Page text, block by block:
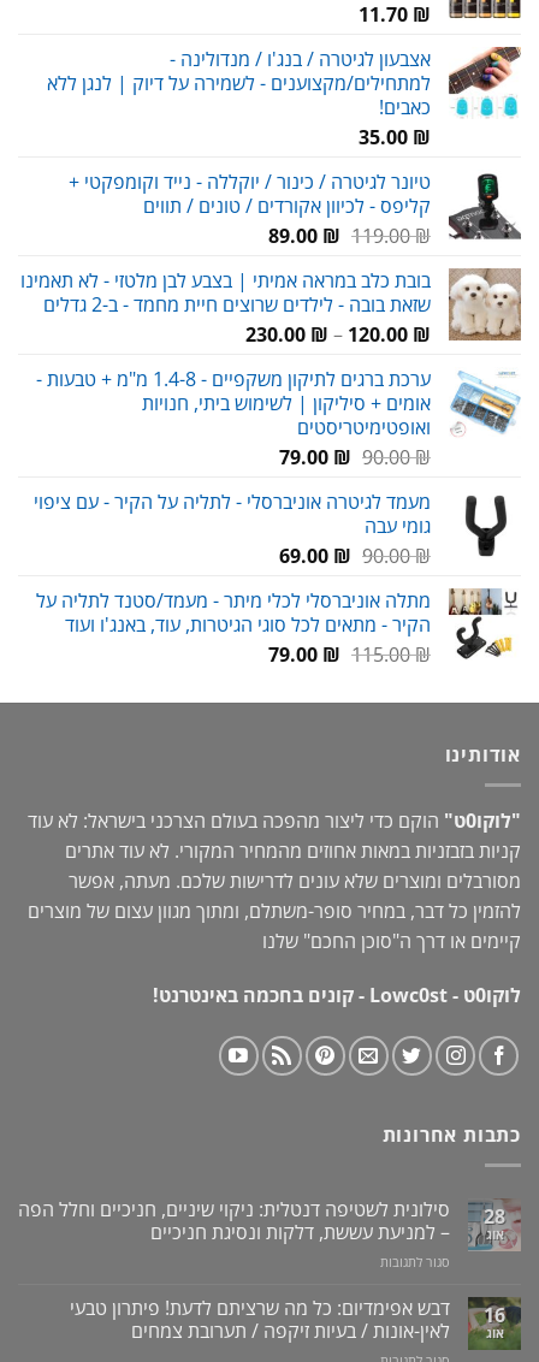
11.70 ₪
אצבעון לגיטרה / בנג'ו / מנדולינה -
למתחילים/מקצוענים - לשמירה על דיוק | לנגן ללא
כאבים!
35.00 ₪
טיונר לגיטרה / כינור / יוקללה - נייד וקומפקטי +
קליפס - לכיוון אקורדים / טונים / תווים
119.00₪
המחיר
היה:
119.00 ₪.
89.00 ₪
המחיר
הוא:
89.00 ₪.
בובת כלב במראה אמיתי | בצבע לבן מלטזי - לא תאמינו
שזאת בובה - לילדים שרוצים חיית מחמד - ב-2 גדלים
120.00 ₪
–
230.00 ₪
טווח
עד
ערכת ברגים לתיקון משקפיים - 1.4-8 מ"מ + טבעות -
אומים + סיליקון | לשימוש ביתי, חנויות
ואופטימיטריסטים
90.00₪
המחיר
היה:
79.00 ₪
המחיר
הוא:
מעמד לגיטרה אוניברסלי - לתליה על הקיר - עם ציפוי
גומי עבה
90.00₪
המחיר
היה:
90.00 ₪.
69.00 ₪
המחיר
הוא:
69.00 ₪.
מתלה אוניברסלי לכלי מיתר - מעמד/סטנד לתליה על
הקיר - מתאים לכל סוגי הגיטרות, עוד, באנג'ו ועוד
115.00₪
המחיר
היה:
79.00 ₪
המחיר
הוא:
אודותינו
"לוקו0ט"
הוקם כדי ליצור מהפכה בעולם הצרכני בישראל: לא עוד
קניות בזבזניות במאות אחוזים מהמחיר המקורי. לא עוד אתרים
מסורבלים ומוצרים שלא עונים לדרישות שלכם. מעתה, אפשר
להזמין כל דבר, במחיר סופר-משתלם, ומתוך מגוון עצום של מוצרים
קיימים או דרך ה"סוכן החכם" שלנו
לוקו0ט - Lowc0st - קונים בחכמה באינטרנט!
כתבות אחרונות
28
אוג
סילונית לשטיפה דנטלית: ניקוי שיניים, חניכיים וחלל הפה
– למניעת עששת, דלקות ונסיגת חניכיים
סגור לתגובות
לשטיפה
דנטלית:
ניקוי
16
אוג
דבש אפימדיום: כל מה שרציתם לדעת! פיתרון טבעי
לאין-אונות / בעיות זיקפה / תערובת צמחים